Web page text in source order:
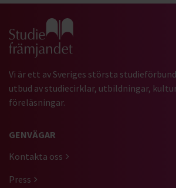
Gå till studiefrämjandets startsida
Vi är ett av Sveriges största
utbud av studiecirklar, utbildningar,
föreläsningar.
GENVÄGAR
Kontakta oss
Press